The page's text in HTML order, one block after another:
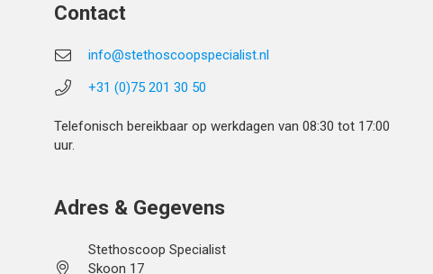
Contact
info@stethoscoopspecialist.nl
+31 (0)75 201 30 50
Telefonisch bereikbaar op werkdagen van 08:30 tot 17:00
uur.
Adres & Gegevens
Stethoscoop Specialist
Skoon 17